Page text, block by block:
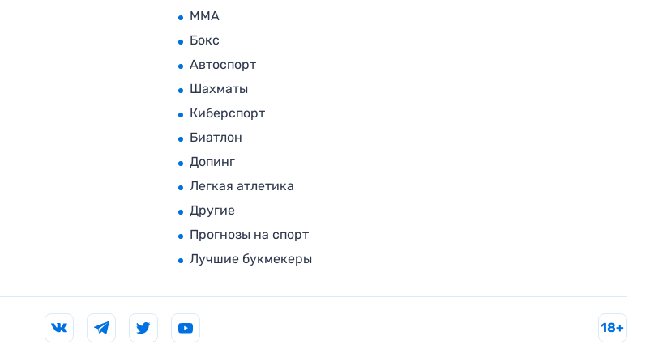
MMA
Бокс
Автоспорт
Шахматы
Киберспорт
Биатлон
Допинг
Легкая атлетика
Другие
Прогнозы на спорт
Лучшие букмекеры
18+